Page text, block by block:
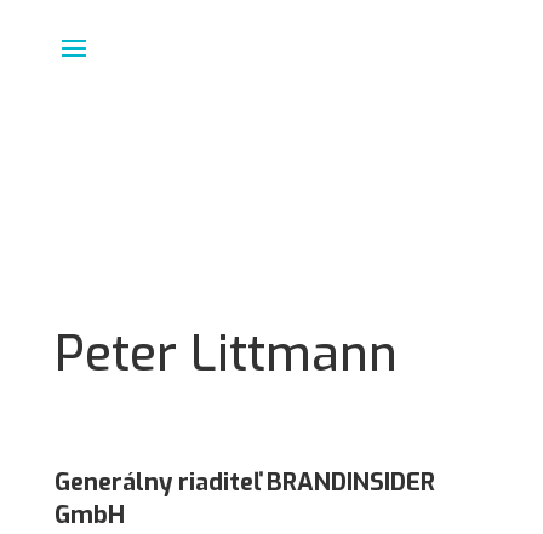
Peter Littmann
Generálny riaditeľ BRANDINSIDER
GmbH